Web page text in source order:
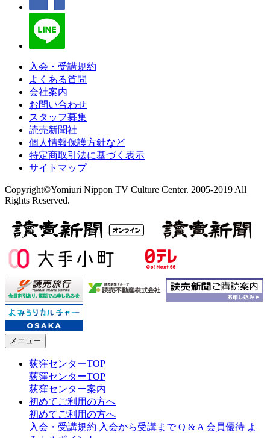
入会・受講規約
よくある質問
会社案内
お問い合わせ
スタッフ募集
読売新聞社
個人情報保護方針など
特定商取引法に基づく表示
サイトマップ
Copyright©Yomiuri Nippon TV Culture Center. 2005-2019 All
Rights Reserved.
メニュー
荻窪センターTOP
荻窪センターTOP
荻窪センター案内
初めてご利用の方へ
初めてご利用の方へ
入会・受講規約 入会から受講まで Q & A 会員優待 よ